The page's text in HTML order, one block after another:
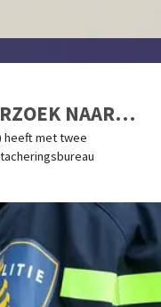
NAAR
heeft met twee